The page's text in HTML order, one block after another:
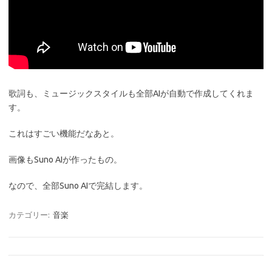
歌詞も、ミュージックスタイルも全部AIが自動で作成してくれま
す。
これはすごい機能だなあと。
画像もSuno AIが作ったもの。
なので、全部Suno AIで完結します。
カテゴリー: 音楽